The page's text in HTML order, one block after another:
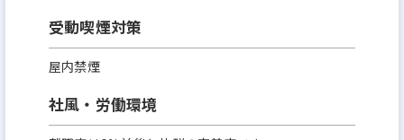
受動喫煙対策
屋内禁煙
社風・労働環境